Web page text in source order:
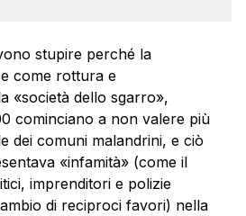
stupire perché la
come rottura e
«società dello sgarro»,
cominciano a non valere più
dei comuni malandrini, e ciò
«infamità» (come il
imprenditori e polizie
di reciproci favori) nella